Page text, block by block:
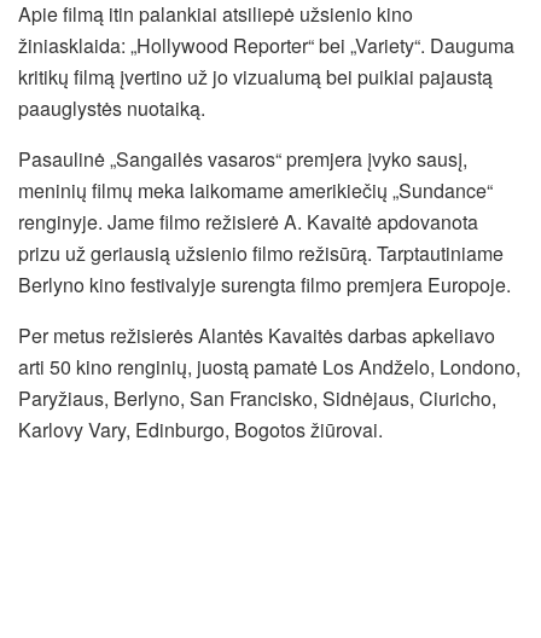
Apie filmą itin palankiai atsiliepė užsienio kino
žiniasklaida: „Hollywood Reporter“ bei „Variety“. Dauguma
kritikų filmą įvertino už jo vizualumą bei puikiai pajaustą
paauglystės nuotaiką.
Pasaulinė „Sangailės vasaros“ premjera įvyko sausį,
meninių filmų meka laikomame amerikiečių „Sundance“
renginyje. Jame filmo režisierė A. Kavaitė apdovanota
prizu už geriausią užsienio filmo režisūrą. Tarptautiniame
Berlyno kino festivalyje surengta filmo premjera Europoje.
Per metus režisierės Alantės Kavaitės darbas apkeliavo
arti 50 kino renginių, juostą pamatė Los Andželo, Londono,
Paryžiaus, Berlyno, San Francisko, Sidnėjaus, Ciuricho,
Karlovy Vary, Edinburgo, Bogotos žiūrovai.